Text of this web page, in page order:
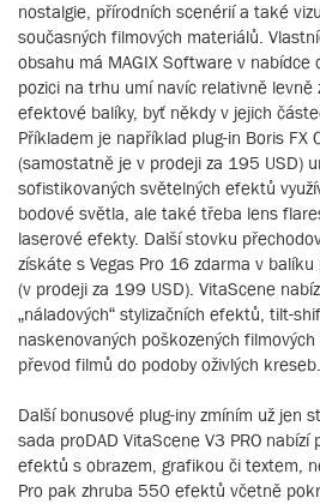
nostalgie, přírodních scenérií a také
současných filmových materiálů.
obsahu má MAGIX Software v nabídce
pozici na trhu umí navíc relativně
efektové balíky, byť někdy v jejich
Příkladem je například plug-in Boris FX
(samostatně je v prodeji za 195 USD)
sofistikovaných světelných efektů
bodové světla, ale také třeba lens
laserové efekty. Další stovku
získáte s Vegas Pro 16 zdarma v balíku
(v prodeji za 199 USD). VitaScene
„náladových“ stylizačních efektů, tilt-
naskenovaných poškozených
převod filmů do podoby oživlých kreseb.
Další bonusové plug-iny zmíním už jen
sada proDAD VitaScene V3 PRO
efektů s obrazem, grafikou či textem,
Pro pak zhruba 550 efektů včetně